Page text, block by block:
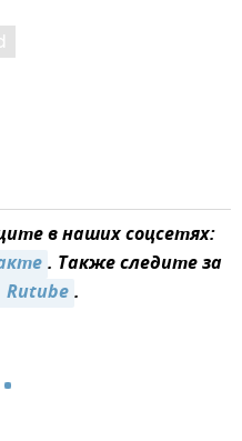
в наших соцсетях:
. Также следите за
Rutube.